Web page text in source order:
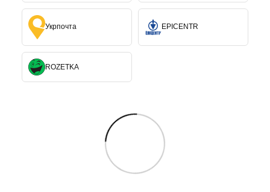
Укрпочта EPICENTR
ROZETKA